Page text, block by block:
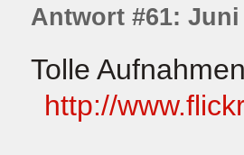
Antwort #61: Juni
Tolle
http://